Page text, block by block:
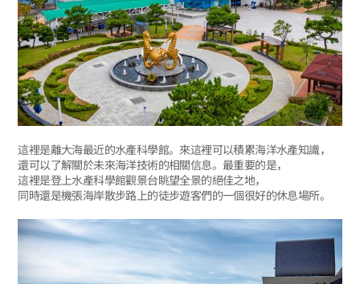
這裡是離大海最近的水產科學館。來這裡可以積累海洋水產知識，
還可以了解關於未來海洋技術的相關信息。最重要的是，
這裡是登上水產科學館觀景台眺望全景的絕佳之地，
同時還是機張海岸散步路上的徒步遊客們的一個很好的休息場所。